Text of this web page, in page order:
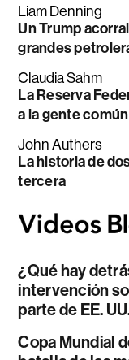
Liam Denning
Un Trump
grandes
Claudia Sahm
La Reserva
a la gente común
John Authers
La historia de
tercera
¿Qué hay
intervención
parte de EE.
Copa Mundial